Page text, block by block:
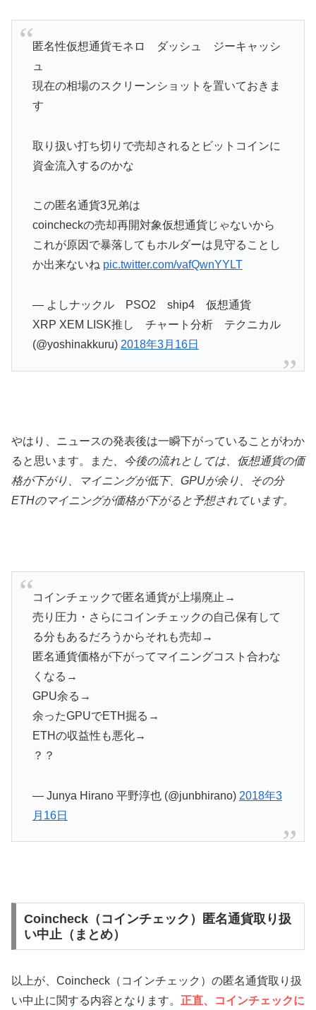
匿名性仮想通貨モネロ ダッシュ ジーキャッシ
ュ
現在の相場のスクリーンショットを置いておきま
す
取り扱い打ち切りで売却されるとビットコインに
資金流入するのかな
この匿名通貨3兄弟は
coincheckの売却再開対象仮想通貨じゃないから
これが原因で暴落してもホルダーは見守ることし
か出来ないね pic.twitter.com/vafQwnYYLT
— よしナックル PSO2 ship4 仮想通貨
XRP XEM LISK推し チャート分析 テクニカル
(@yoshinakkuru) 2018年3月16日
やはり、ニュースの発表後は一瞬下がっていることがわか
ると思います。ま た、今後の流れとしては、仮想通貨の価
格が下がり、マイニングが低下、GPUが余り、その分
ETHのマイニングが価格が下がると予想されています。
コインチェックで匿名通貨が上場廃止→
売り圧力・さらにコインチェックの自己保有して
る分もあるだろうからそれも売却→
匿名通貨価格が下がってマイニングコスト合わな
くなる→
GPU余る→
余ったGPUでETH掘る→
ETHの収益性も悪化→
？？
— Junya Hirano 平野淳也 (@junbhirano) 2018年3
月16日
Coincheck（コインチェック）匿名通貨取り扱
い中止（まとめ）
以上が、Coincheck（コインチェック）の匿名通貨取り扱
い中止に関する内容となります。 正直、コインチェックに